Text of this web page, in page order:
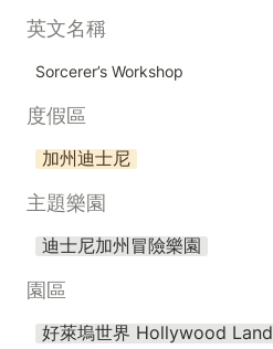
英文名稱
Sorcerer’s Workshop
度假區
加州迪士尼
主題樂園
迪士尼加州冒險樂園
園區
好萊塢世界 Hollywood Land